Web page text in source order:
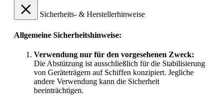
Sicherheits- & Herstellerhinweise
Allgemeine Sicherheitshinweise:
Verwendung nur für den vorgesehenen Zweck:
Die Abstützung ist ausschließlich für die Stabilisierung
von Geräteträgern auf Schiffen konzipiert. Jegliche
andere Verwendung kann die Sicherheit
beeinträchtigen.